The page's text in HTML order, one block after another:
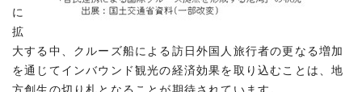
に
拡
大する中、クルーズ船による訪日外国人旅行者の更なる増加
を通じてインバウンド観光の経済効果を取り込むことは、地
方創生の切り札となることが期待されています。